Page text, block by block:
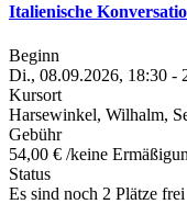
Italienische
Beginn
Di., 08.09.2026, 18:30 -
Kursort
Harsewinkel, Wilhalm,
Gebühr
54,00 € /keine
Status
Es sind noch 2 Plätze frei